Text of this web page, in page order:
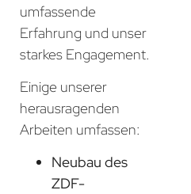
umfassende
Erfahrung und unser
starkes Engagement.
Einige unserer
herausragenden
Arbeiten umfassen:
Neubau des
ZDF-